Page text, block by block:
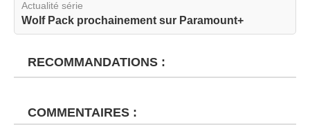
Actualité série
Wolf Pack prochainement sur Paramount+
RECOMMANDATIONS :
COMMENTAIRES :